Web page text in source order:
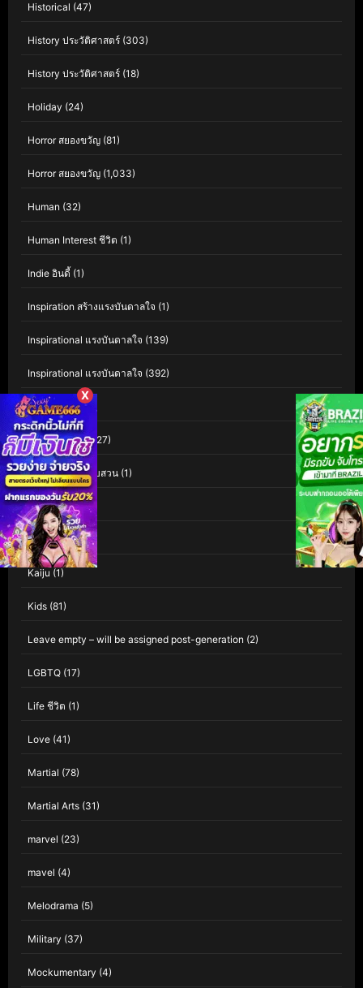
Historical (47)
History ประวัติศาสตร์ (303)
History ประวัติศาสตร์ (18)
Holiday (24)
Horror สยองขวัญ (81)
Horror สยองขวัญ (1,033)
Human (32)
Human Interest ชีวิต (1)
Indie อินดี้ (1)
Inspiration สร้างแรงบันดาลใจ (1)
Inspirational แรงบันดาลใจ (139)
Inspirational แรงบันดาลใจ (392)
Interest(3)
Investigation(127)
Investigation สืบสวน (1)
iQIYI(60)
Isekai(1)
Kaiju (1)
Kids (81)
Leave empty – will be assigned post-generation (2)
LGBTQ (17)
Life ชีวิต (1)
Love (41)
Martial (78)
Martial Arts (31)
marvel (23)
mavel (4)
Melodrama (5)
Military (37)
Mockumentary (4)
X